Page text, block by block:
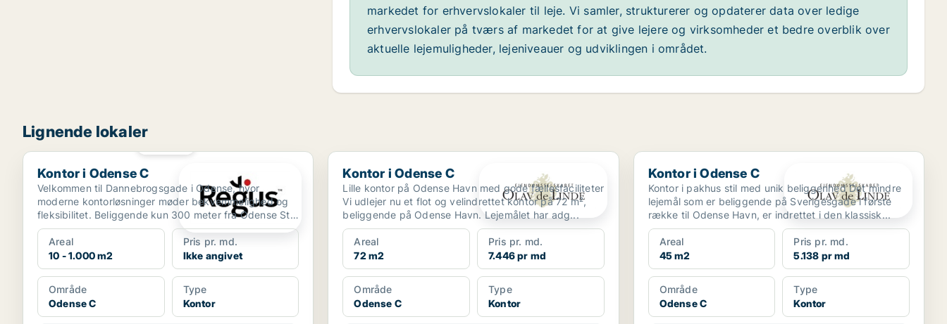
markedet for erhvervslokaler til leje. Vi samler, strukturerer og opdaterer data over ledige
erhvervslokaler på tværs af markedet for at give lejere og virksomheder et bedre overblik over
aktuelle lejemuligheder, lejeniveauer og udviklingen i området.
Lignende lokaler
Kontor i Odense C
Kontor i Odense C
Velkommen til Dannebrogsgade i Odense, hvor
moderne kontorløsninger møder bekvemmelighed og
fleksibilitet. Beliggende kun 300 meter fra Odense St.
bus- og to...
Areal
10 - 1.000 m2
Pris pr. md.
Ikke angivet
Område
Odense C
Type
Kontor
Kontor i Odense C
Kontor i Odense C
Lille kontor på Odense Havn med gode fællesfaciliteter
Vi udlejer nu et flot og velindrettet kontor på 72 m²,
beliggende på Odense Havn. Lejemålet har adg...
Areal
72 m2
Pris pr. md.
7.446 pr md
Område
Odense C
Type
Kontor
Kontor i Odense C
Kontor i Odense C
Kontor i pakhus stil med unik beliggenhed Det mindre
lejemål som er beliggende på Sverigesgade i første
række til Odense Havn, er indrettet i den klassisk...
Areal
45 m2
Pris pr. md.
5.138 pr md
Område
Odense C
Type
Kontor